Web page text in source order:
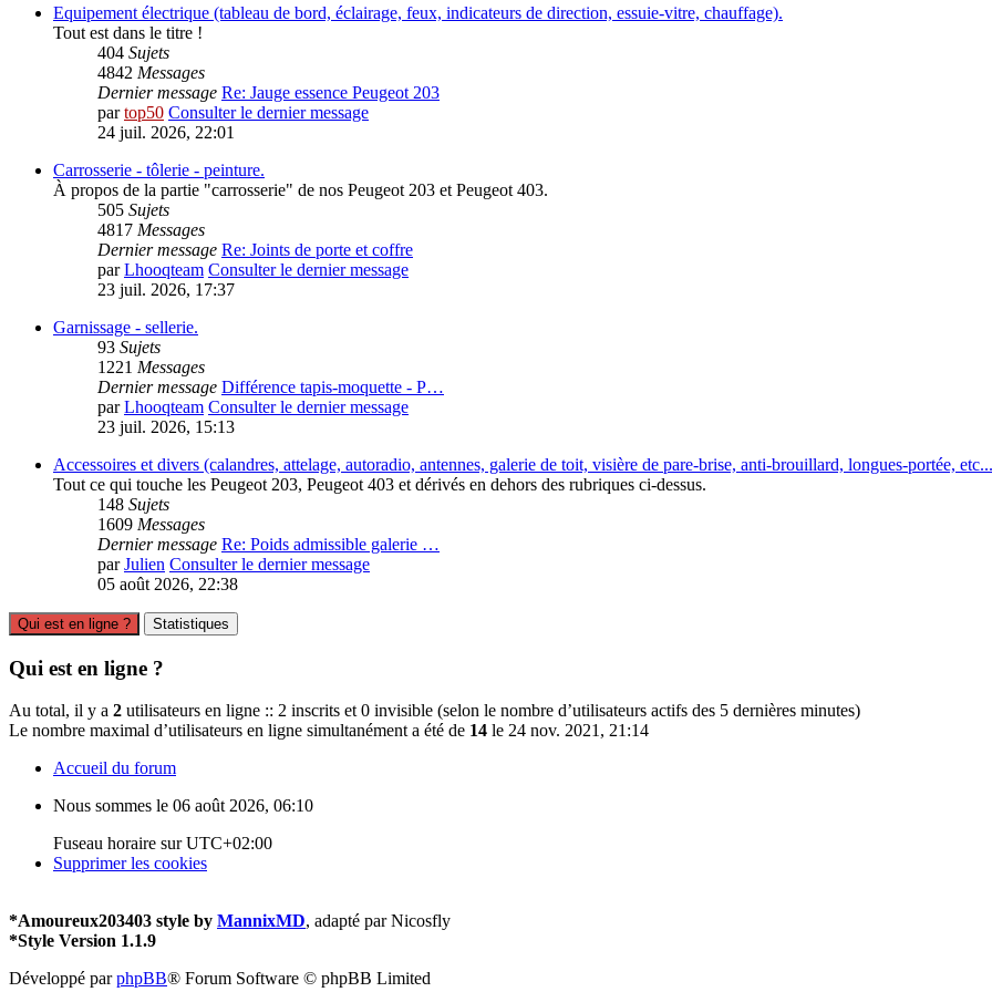
Equipement électrique (tableau de bord, éclairage, feux, indicateurs de direction, essuie-vitre, chauffage).
Tout est dans le titre !
404 Sujets
4842 Messages
Dernier message Re: Jauge essence Peugeot 203
partop50 Consulter le dernier message
24 juil. 2026, 22:01
Carrosserie - tôlerie - peinture.
À propos de la partie "carrosserie" de nos Peugeot 203 et Peugeot 403.
505 Sujets
4817 Messages
Dernier message Re: Joints de porte et coffre
parLhooqteam Consulter le dernier message
23 juil. 2026, 17:37
Garnissage - sellerie.
93 Sujets
1221 Messages
Dernier message Différence tapis-moquette - P…
parLhooqteam Consulter le dernier message
23 juil. 2026, 15:13
Accessoires et divers (calandres, attelage, autoradio, antennes, galerie de toit, visière de pare-brise, anti-brouillard, longues-portée,
Tout ce qui touche les Peugeot 203, Peugeot 403 et dérivés en dehors des rubriques ci-dessus.
148 Sujets
1609 Messages
Dernier message Re: Poids admissible galerie …
parJulien Consulter le dernier message
05 août 2026, 22:38
Qui est en ligne ? Statistiques
Qui est en ligne ?
Au total, il y a 2 utilisateurs en ligne :: 2 inscrits et 0 invisible (selon le nombre d’utilisateurs actifs des 5 dernières minutes)
Le nombre maximal d’utilisateurs en ligne simultanément a été de 14 le 24 nov. 2021, 21:14
Accueil du forum
Nous sommes le 06 août 2026, 06:10
Fuseau horaire surUTC+02:00
Supprimer les cookies
*Amoureux203403 style by MannixMD, adapté par Nicosfly
*Style Version 1.1.9
Développé parphpBB® Forum Software © phpBB Limited